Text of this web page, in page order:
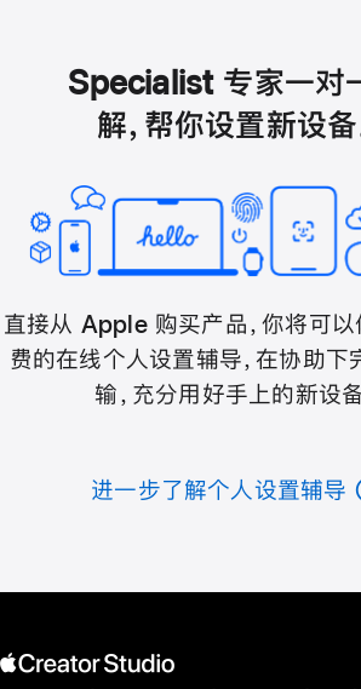
Specialist 专家一对
解，帮你设置新设备
直接从 Apple 购买产品，你将可
费的在线个人设置辅导，在协助下
输，充分用好手上的新设备
进一步了解个人设置辅导